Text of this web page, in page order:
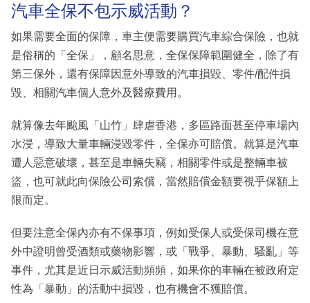
汽車全保不包示威活動？
如果需要全面的保障，車主便需要購買汽車綜合保險，也就
是俗稱的「全保」，顧名思意，全保保障範圍健全，除了有
第三保外，還有保障因意外導致的汽車損毀、零件/配件損
毀、相關汽車個人意外及醫療費用。
就算像去年颱風「山竹」肆虐香港，多區路面甚至停車場內
水浸，導致大量車輛浸毀零件，全保亦可賠償。就算是汽車
遭人惡意破壞，甚至是車輛失竊，相關零件或是整輛車被
盜，也可就此向保險公司索償，當然賠償金額要視乎保額上
限而定。
但要注意全保內亦有不保事項，例如受保人或受保司機在意
外中證明曾受酒類或藥物影響，或「戰爭、暴動、騷亂」等
事件，尤其是近日示威活動頻頻，如果你的車輛在被政府定
性為「暴動」的活動中損毀，也有機會不獲賠償。